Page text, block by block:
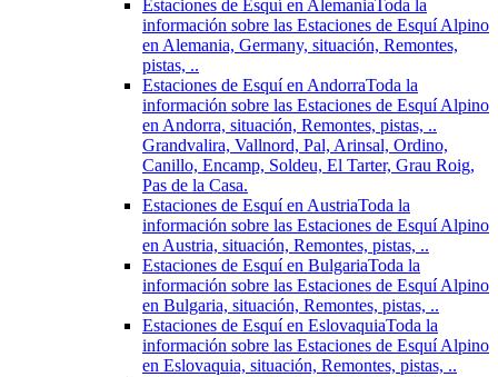
Estaciones de Esquí en AlemaniaToda la
información sobre las Estaciones de Esquí Alpino
en Alemania, Germany, situación, Remontes,
pistas, ..
Estaciones de Esquí en AndorraToda la
información sobre las Estaciones de Esquí Alpino
en Andorra, situación, Remontes, pistas, ..
Grandvalira, Vallnord, Pal, Arinsal, Ordino,
Canillo, Encamp, Soldeu, El Tarter, Grau Roig,
Pas de la Casa.
Estaciones de Esquí en AustriaToda la
información sobre las Estaciones de Esquí Alpino
en Austria, situación, Remontes, pistas, ..
Estaciones de Esquí en BulgariaToda la
información sobre las Estaciones de Esquí Alpino
en Bulgaria, situación, Remontes, pistas, ..
Estaciones de Esquí en EslovaquiaToda la
información sobre las Estaciones de Esquí Alpino
en Eslovaquia, situación, Remontes, pistas, ..